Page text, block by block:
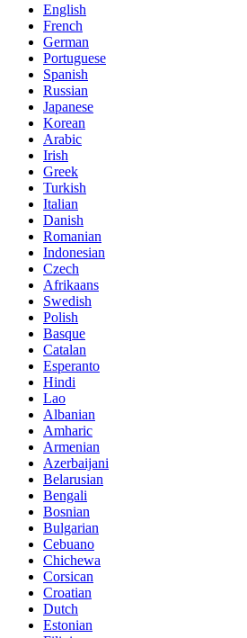
English
French
German
Portuguese
Spanish
Russian
Japanese
Korean
Arabic
Irish
Greek
Turkish
Italian
Danish
Romanian
Indonesian
Czech
Afrikaans
Swedish
Polish
Basque
Catalan
Esperanto
Hindi
Lao
Albanian
Amharic
Armenian
Azerbaijani
Belarusian
Bengali
Bosnian
Bulgarian
Cebuano
Chichewa
Corsican
Croatian
Dutch
Estonian